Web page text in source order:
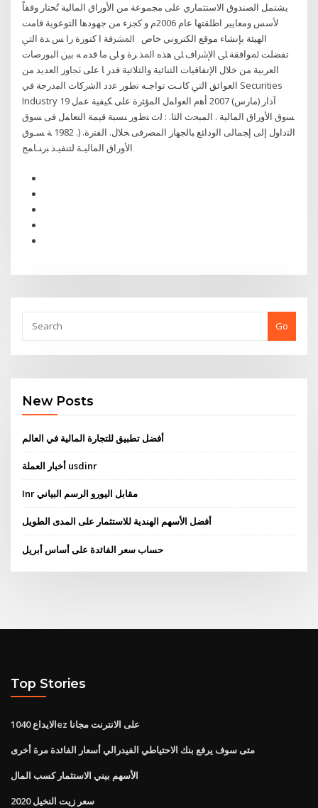
يشتمل الصندوق الاستثماري على مجموعة من الأوراق المالية تُختار وفقاً
لأسس ومعايير اطلقتها عام 2006م و كجزء من جهودها التوعوية قامت
الهيئة بإنشاء موقع الكتروني خاص اﳌﴩﻓﺔ ا ﻛﺘﻮرة را ﺲ ﺪة اﻟﱵ
ﺗﻔﻀﻠﺖ ﳌﻮاﻓﻘﺔ ﲆ اﻻٕﴍاف ﲆ ﻫﺬﻩ اﳌﺬ ﺮة و ﲆ ﻣﺎ ﻗﺪﻣ ﻪ ﺑﲔ اﻟﺒﻮرﺻﺎت
اﻟﻌﺮﺑﻴﺔ ﻣﻦ ﺧﻼل اﻹﺗﻔﺎﻗﻴﺎت اﻟﺜﻨﺎﺋﻴﺔ واﻟﺜﻼﺛﻴﺔ ﻗﺪر ﺎ ﻋﻠﻰ ﲡﺎوز اﻟﻌﺪﻳﺪ ﻣﻦ
اﻟﻌﻮاﺋﻖ اﻟﱵ ﻛﺎﻧـﺖ ﺗﻮاﺟـﻪ ﺗطور ﻋدد اﻟﺷرﻛﺎت اﻟﻣدرﺟﺔ ﻓﻲ Securities
Industry 19 آذار (مارس) 2007 ﺃﻫﻡ ﺍﻟﻌﻭﺍﻤل ﺍﻟﻤﺅﺜﺭﺓ ﻋﻠﻰ ﻜﻴﻔﻴﺔ ﻋﻤل
ﺴﻭﻕ ﺍﻷﻭﺭﺍﻕ ﺍﻟﻤﺎﻟﻴﺔ . ﺍﻟﻤﺒﺤﺙ ﺍﻟﺜﺎ. : ﻟﺙ ﺘﻁﻭﺭ ﻨﺴﺒﺔ ﻗﻴﻤﺔ ﺍﻟﺘﻌﺎﻤل ﻓﻰ ﺴﻭﻕ
ﺍﻟﺘﺩﺍﻭل ﺇﻟﻰ ﺇﺠﻤﺎﻟﻰ ﺍﻟﻭﺩﺍﺌﻊ ﺒﺎﻟﺠﻬﺎﺯ ﺍﻟﻤﺼﺭﻓﻰ ﺨﻼل. ﺍﻟﻔﺘﺭﺓ. (. 1982 ﺔ ﺴـﻭﻕ
ﺍﻷﻭﺭﺍﻕ ﺍﻟﻤﺎﻟﻴـﺔ ﻟﺘﻨﻔﻴـﺫ ﺒﺭﻨـﺎﻤﺞ
Go
New Posts
أفضل تطبيق للتجارة المالية في العالم
أخبار العملة usdinr
Inr مقابل اليورو الرسم البياني
أفضل الأسهم الهندية للاستثمار على المدى الطويل
حساب سعر الفائدة على أساس أبريل
Top Stories
الايداع 1040ez على الانترنت مجانا
متى سوف يرفع بنك الاحتياطي الفيدرالي أسعار الفائدة مرة أخرى
الأسهم بيني الاستثمار كسب المال
سعر زيت النخيل 2020